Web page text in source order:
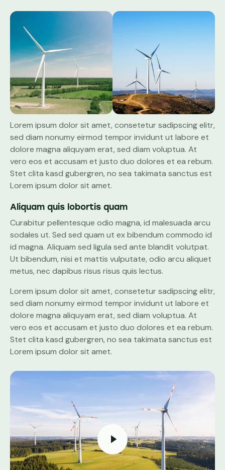
Lorem ipsum dolor sit amet, consetetur sadipscing elitr,
sed diam nonumy eirmod tempor invidunt ut labore et
dolore magna aliquyam erat, sed diam voluptua. At
vero eos et accusam et justo duo dolores et ea rebum.
Stet clita kasd gubergren, no sea takimata sanctus est
Lorem ipsum dolor sit amet.
Aliquam quis lobortis quam
Curabitur pellentesque odio magna, id malesuada arcu
sodales ut. Sed sed quam ut ex bibendum commodo id
id magna. Aliquam sed ligula sed ante blandit volutpat.
Ut bibendum, nisi et mattis vulputate, odio arcu aliquet
metus, nec dapibus risus risus quis lectus.
Lorem ipsum dolor sit amet, consetetur sadipscing elitr,
sed diam nonumy eirmod tempor invidunt ut labore et
dolore magna aliquyam erat, sed diam voluptua. At
vero eos et accusam et justo duo dolores et ea rebum.
Stet clita kasd gubergren, no sea takimata sanctus est
Lorem ipsum dolor sit amet.